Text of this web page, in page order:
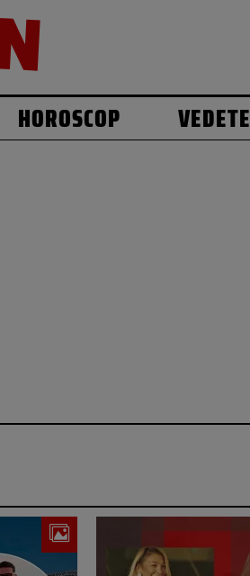
HOROSCOP VEDETE